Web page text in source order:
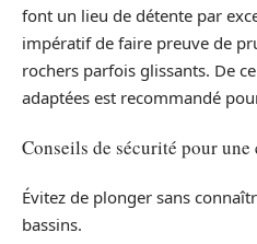
font un lieu de détente par
impératif de faire preuve de
rochers parfois glissants. De
adaptées est recommandé
Conseils de sécurité pour une
Évitez de plonger sans
bassins.